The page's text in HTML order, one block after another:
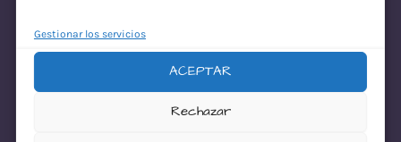
Gestionar los servicios
ACEPTAR
Rechazar
¡Disculpa este